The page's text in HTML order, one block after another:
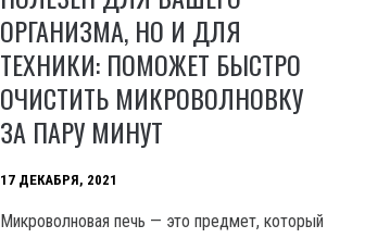
ОРГАНИЗМА, НО И ДЛЯ
ТЕХНИКИ: ПОМОЖЕТ БЫСТРО
ОЧИСТИТЬ МИКРОВОЛНОВКУ
ЗА ПАРУ МИНУТ
17 ДЕКАБРЯ, 2021
Микроволновая печь — это предмет, который